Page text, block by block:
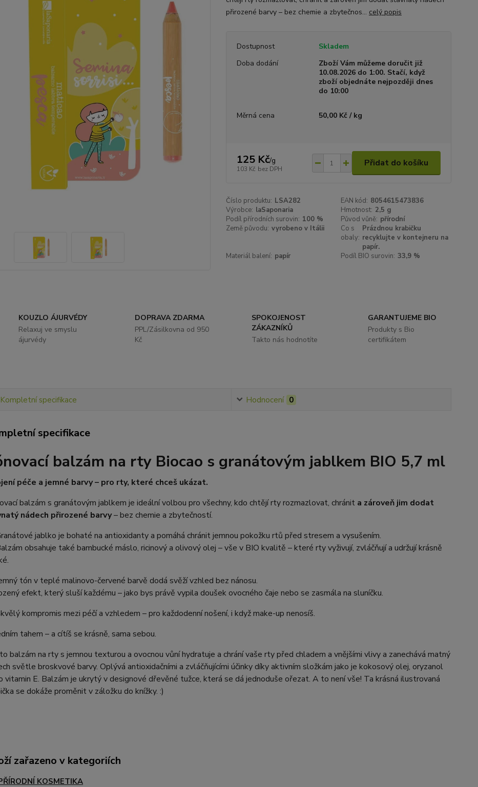
přirozené barvy – bez chemie a zbytečnos... celý popis
Dostupnost
Skladem
Doba dodání
Zboží Vám můžeme doručit již
10.08.2026 do 1:00. Stačí, když
zboží objednáte nejpozději dnes
do 10:00
Měrná cena 50,00 Kč / kg
125 Kč/g
103 Kč bez DPH
Přidat do košíku
Číslo produktu: LSA282 EAN kód: 8054615473836
Výrobce: laSaponaria Hmotnost: 2,5 g
Podíl přírodních surovin: 100 % Původ vůně: přírodní
Země původu: vyrobeno v Itálii
Co s
obaly:
Prázdnou krabičku
recyklujte v kontejneru na
papír.
Materiál balení: papír Podíl BIO surovin: 33,9 %
KOUZLO ÁJURVÉDY
Relaxuj ve smyslu
ájurvédy
DOPRAVA ZDARMA
PPL/Zásilkovna od 950
Kč
SPOKOJENOST
ZÁKAZNÍKŮ
Takto nás hodnotíte
GARANTUJEME BIO
Produkty s Bio
certifikátem
Kompletní specifikace Hodnocení 0
specifikace
balzám na rty Biocao s granátovým jablkem BIO 5,7 ml
péče a jemné barvy – pro rty, které chceš ukázat.
balzám s granátovým jablkem je ideální volbou pro všechny, kdo chtějí rty rozmazlovat, chránit a zároveň jim dodat
nádech přirozené barvy– bez chemie a zbytečností.
jablko je bohaté na antioxidanty a pomáhá chránit jemnou pokožku rtů před stresem a vysušením.
obsahuje také bambucké máslo, ricinový a olivový olej – vše v BIO kvalitě – které rty vyživují, zvláčňují a udržují krásně
tón v teplé malinovo-červené barvě dodá svěží vzhled bez nánosu.
efekt, který sluší každému – jako bys právě vypila doušek ovocného čaje nebo se zasmála na sluníčku.
kompromis mezi péčí a vzhledem – pro každodenní nošení, i když make-up nenosíš.
tahem – a cítíš se krásně, sama sebou.
balzám na rty s jemnou texturou a ovocnou vůní hydratuje a chrání vaše rty před chladem a vnějšími vlivy a zanechává matný
světle broskvové barvy. Oplývá antioxidačními a zvláčňujícími účinky díky aktivním složkám jako je kokosový olej, oryzanol
vitamin E. Balzám je ukrytý v designové dřevěné tužce, která se dá jednoduše ořezat. A to není vše! Ta krásná ilustrovaná
se dokáže proměnit v záložku do knížky. :)
zařazeno v kategoriích
KOSMETIKA